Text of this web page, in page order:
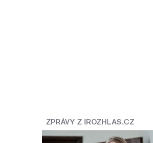
ZPRÁVY Z IROZHLAS.CZ